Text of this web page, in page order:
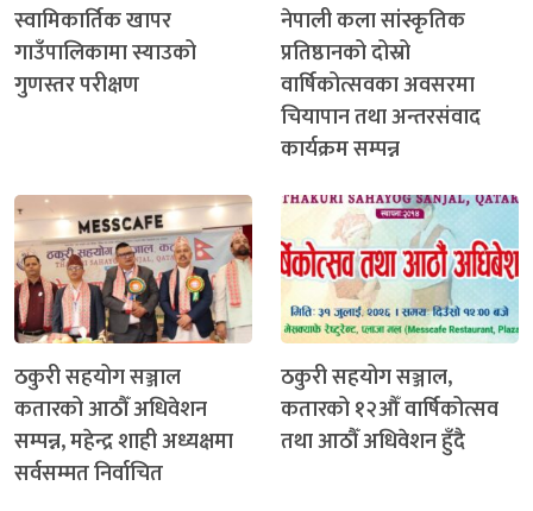
स्वामिकार्तिक खापर
गाउँपालिकामा स्याउको
गुणस्तर परीक्षण
नेपाली कला सांस्कृतिक
प्रतिष्ठानको दोस्रो
वार्षिकोत्सवका अवसरमा
चियापान तथा अन्तरसंवाद
कार्यक्रम सम्पन्न
ठकुरी सहयोग सञ्जाल
कतारको आठौँ अधिवेशन
सम्पन्न, महेन्द्र शाही अध्यक्षमा
सर्वसम्मत निर्वाचित
ठकुरी सहयोग सञ्जाल,
कतारको १२औँ वार्षिकोत्सव
तथा आठौँ अधिवेशन हुँदै